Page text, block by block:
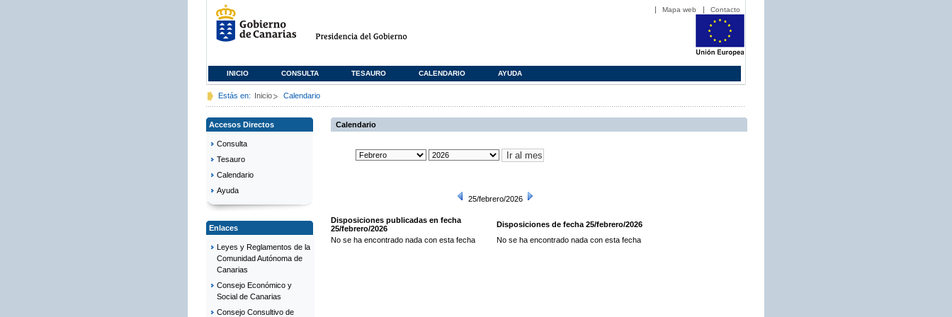
Mapa web Contacto
INICIO CONSULTA TESAURO CALENDARIO AYUDA
Estás en: Inicio Calendario
Accesos Directos
Consulta
Tesauro
Calendario
Ayuda
Enlaces
Leyes y Reglamentos de la
Comunidad Autónoma de
Canarias
Consejo Económico y
Social de Canarias
Consejo Consultivo de
Calendario
25/febrero/2026
Disposiciones publicadas en fecha
25/febrero/2026
Disposiciones de fecha 25/febrero/2026
No se ha encontrado nada con esta fecha
No se ha encontrado nada con esta fecha